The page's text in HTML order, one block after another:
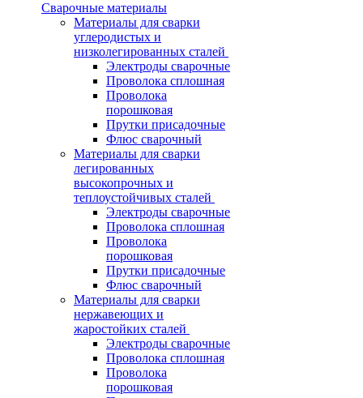
Сварочные материалы
Материалы для сварки
углеродистых и
низколегированных сталей
Электроды сварочные
Проволока сплошная
Проволока
порошковая
Прутки присадочные
Флюс сварочный
Материалы для сварки
легированных
высокопрочных и
теплоустойчивых сталей
Электроды сварочные
Проволока сплошная
Проволока
порошковая
Прутки присадочные
Флюс сварочный
Материалы для сварки
нержавеющих и
жаростойких сталей
Электроды сварочные
Проволока сплошная
Проволока
порошковая